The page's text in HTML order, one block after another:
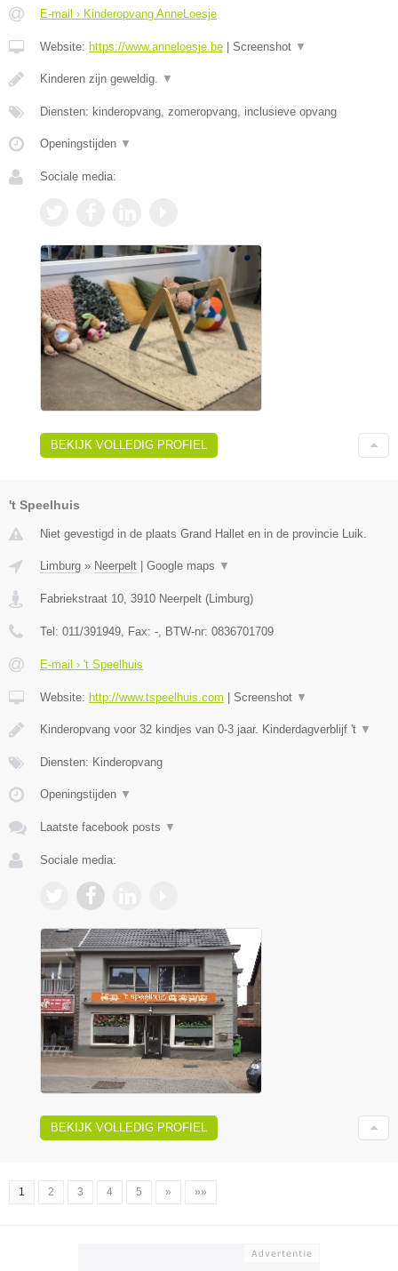
E-mail › Kinderopvang AnneLoesje
Website: https://www.anneloesje.be Screenshot ▼
Kinderen zijn geweldig. ▼
Diensten: kinderopvang, zomeropvang, inclusieve opvang
Openingstijden ▼
Sociale media:
BEKIJK VOLLEDIG PROFIEL
't Speelhuis
Niet gevestigd in de plaats Grand Hallet en in de provincie Luik.
Limburg » Neerpelt | Google maps ▼
Fabriekstraat 10 3910 Neerpelt (Limburg)
Tel: 011/391949 , Fax: - , BTW-nr: 0836701709
E-mail › 't Speelhuis
Website: http://www.tspeelhuis.com | Screenshot ▼
Kinderopvang voor 32 kindjes van 0-3 jaar. Kinderdagverblijf 't ▼
Diensten: Kinderopvang
Openingstijden ▼
Laatste facebook posts ▼
Sociale media:
BEKIJK VOLLEDIG PROFIEL
1 2 3 4 5 » »»